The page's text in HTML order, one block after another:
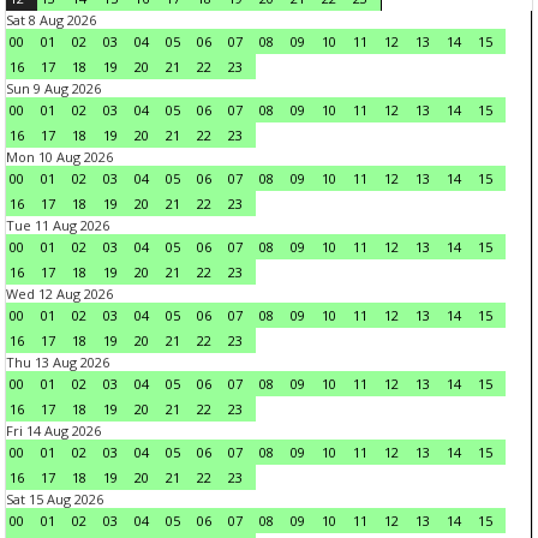
Sat 8 Aug 2026
00
01 02 03 04 05 06 07 08 09 10 11 12 13 14
15
16
17 18 19 20 21 22
23
Sun 9 Aug 2026
00
01 02 03 04 05 06 07 08 09 10 11 12 13 14
15
16
17 18 19 20 21 22
23
Mon 10 Aug 2026
00
01 02 03 04 05 06 07 08 09 10 11 12 13 14
15
16
17 18 19 20 21 22
23
Tue 11 Aug 2026
00
01 02 03 04 05 06 07 08 09 10 11 12 13 14
15
16
17 18 19 20 21 22
23
Wed 12 Aug 2026
00
01 02 03 04 05 06 07 08 09 10 11 12 13 14
15
16
17 18 19 20 21 22
23
Thu 13 Aug 2026
00
01 02 03 04 05 06 07 08 09 10 11 12 13 14
15
16
17 18 19 20 21 22
23
Fri 14 Aug 2026
00
01 02 03 04 05 06 07 08 09 10 11 12 13 14
15
16
17 18 19 20 21 22
23
Sat 15 Aug 2026
00
01 02 03 04 05 06 07 08 09 10 11 12 13 14
15